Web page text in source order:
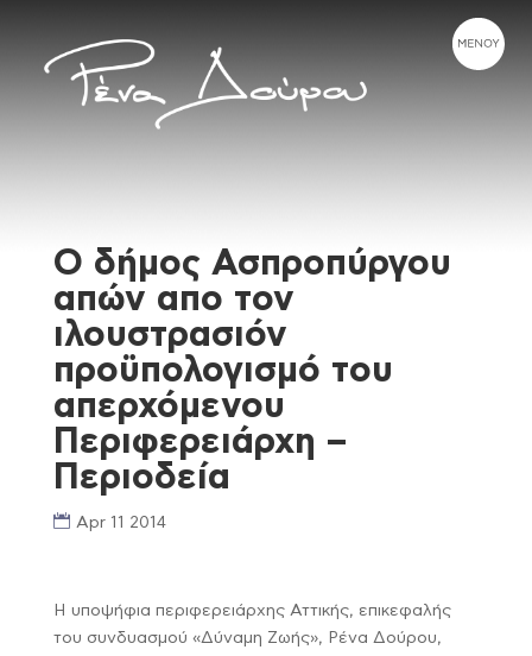
Ο δήμος Ασπροπύργου
απών απο τον
ιλουστρασιόν
προϋπολογισμό του
απερχόμενου
Περιφερειάρχη –
Περιοδεία
Apr 11 2014
Η υποψήφια περιφερειάρχης Αττικής, επικεφαλής
του συνδυασμού «Δύναμη Ζωής», Ρένα Δούρου,